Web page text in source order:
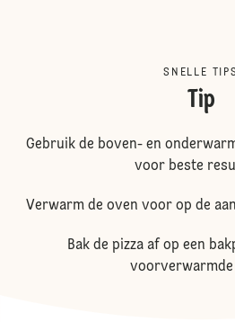
SNELLE TIPS
Tip
Gebruik de boven- en
voor beste
Verwarm de oven voor op de
Bak de pizza af op een
voorverwarmde